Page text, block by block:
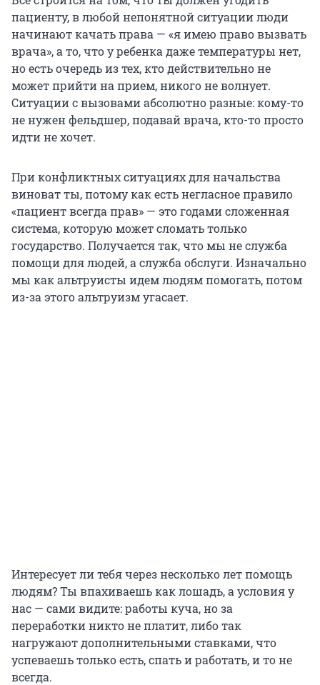
пациенту, в любой непонятной ситуации люди
начинают качать права — «я имею право вызвать
врача», а то, что у ребенка даже температуры нет,
но есть очередь из тех, кто действительно не
может прийти на прием, никого не волнует.
Ситуации с вызовами абсолютно разные: кому-то
не нужен фельдшер, подавай врача, кто-то просто
идти не хочет.
При конфликтных ситуациях для начальства
виноват ты, потому как есть негласное правило
«пациент всегда прав» — это годами сложенная
система, которую может сломать только
государство. Получается так, что мы не служба
помощи для людей, а служба обслуги. Изначально
мы как альтруисты идем людям помогать, потом
из-за этого альтруизм угасает.
Интересует ли тебя через несколько лет помощь
людям? Ты впахиваешь как лошадь, а условия у
нас — сами видите: работы куча, но за
переработки никто не платит, либо так
нагружают дополнительными ставками, что
успеваешь только есть, спать и работать, и то не
всегда.